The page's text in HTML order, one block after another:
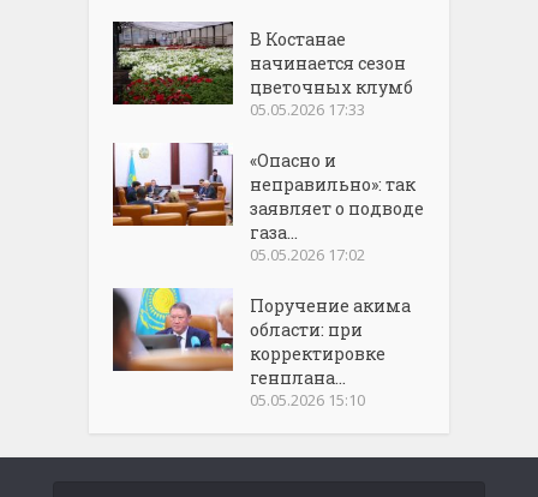
В Костанае
начинается сезон
цветочных клумб
05.05.2026 17:33
«Опасно и
неправильно»: так
заявляет о подводе
газа...
05.05.2026 17:02
Поручение акима
области: при
корректировке
генплана...
05.05.2026 15:10